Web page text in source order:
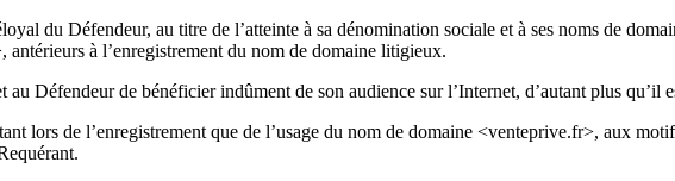
du Défendeur, au titre de l’atteinte à sa dénomination sociale et à ses noms de
à l’enregistrement du nom de domaine litigieux.
Défendeur de bénéficier indûment de son audience sur l’Internet, d’autant plus qu’il
lors de l’enregistrement que de l’usage du nom de domaine <venteprive.fr>, aux